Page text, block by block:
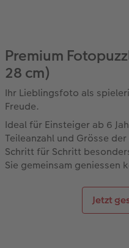
Premium
28 cm)
Ihr Lieblingsfoto als
Freude.
Ideal für Einsteiger ab 6
Teileanzahl und Grösse
Schritt für Schritt
Sie gemeinsam geniessen
Jetzt